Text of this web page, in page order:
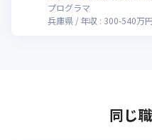
プログラマ
兵庫県
年収 : 300-540万
同じ